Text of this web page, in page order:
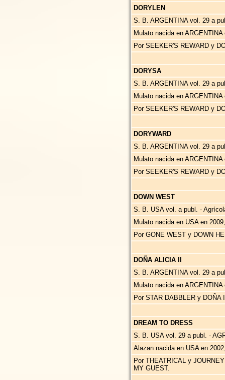
DORYLEN
S. B. ARGENTINA vol. 29 a
Mulato nacida en
Por SEEKER'S REWARD y
DORYSA
S. B. ARGENTINA vol. 29 a
Mulato nacida en
Por SEEKER'S REWARD y
DORYWARD
S. B. ARGENTINA vol. 29 a
Mulato nacida en
Por SEEKER'S REWARD y
DOWN WEST
S. B. USA vol. a publ. -
Mulato nacida en USA en
Por GONE WEST y DOWN
DOÑA ALICIA II
S. B. ARGENTINA vol. 29 a
Mulato nacida en
Por STAR DABBLER y
DREAM TO DRESS
S. B. USA vol. 29 a publ. -
Alazan nacida en USA en
Por THEATRICAL y
MY GUEST.